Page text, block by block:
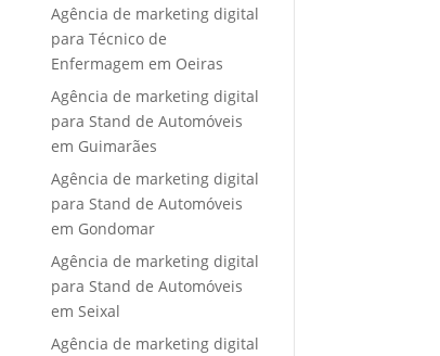
Agência de marketing digital
para Técnico de
Enfermagem em Oeiras
Agência de marketing digital
para Stand de Automóveis
em Guimarães
Agência de marketing digital
para Stand de Automóveis
em Gondomar
Agência de marketing digital
para Stand de Automóveis
em Seixal
Agência de marketing digital